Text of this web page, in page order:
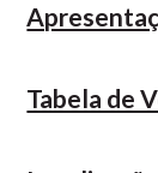
Tabela de